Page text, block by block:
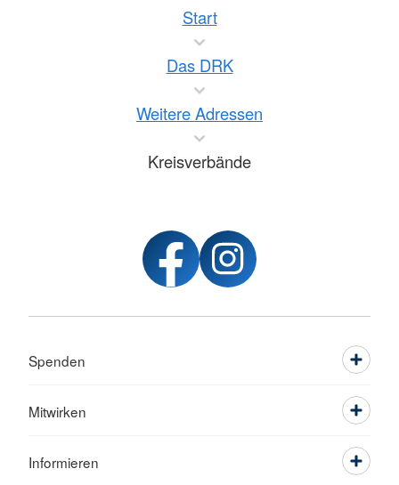
Start
Das DRK
Weitere Adressen
Kreisverbände
Spenden
Mitwirken
Informieren